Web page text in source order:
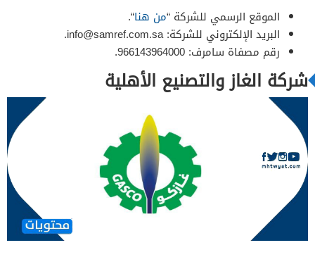
الموقع الرسمي للشركة “من هنا“.
البريد الإلكتروني للشركة:info@samref.com.sa
.
رقم مصفاة سامرف: 966143964000.
شركة الغاز والتصنيع الأهلية